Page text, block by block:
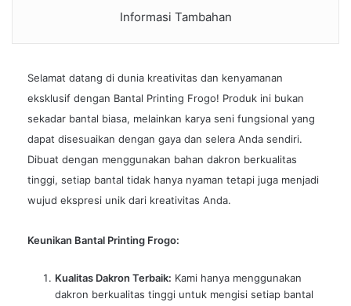
Informasi Tambahan
Selamat datang di dunia kreativitas dan kenyamanan
eksklusif dengan Bantal Printing Frogo! Produk ini bukan
sekadar bantal biasa, melainkan karya seni fungsional yang
dapat disesuaikan dengan gaya dan selera Anda sendiri.
Dibuat dengan menggunakan bahan dakron berkualitas
tinggi, setiap bantal tidak hanya nyaman tetapi juga menjadi
wujud ekspresi unik dari kreativitas Anda.
Keunikan Bantal Printing Frogo:
Kualitas Dakron Terbaik: Kami hanya menggunakan
dakron berkualitas tinggi untuk mengisi setiap bantal